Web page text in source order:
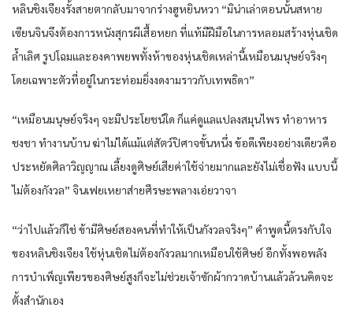
หลิน​ชิงเจียง​รั้ง​สาย​ตากลับ​มาจาก​ร่าง​ฮูหยิน​หวา​ “มิน่าเล่า​ตอนนั้น​สหาย​
เซียน​จิน​จึงต้องการ​หนัง​สุกร​ผีเสื้อ​หยก​ ที่แท้​มีฝีมือ​ใน​การหลอม​สร้าง​หุ่นเชิด​
ล้ำเลิศ​ รูปโฉม​และ​องคาพยพ​ทั้ง​ห้า​ของ​หุ่นเชิด​เหล่านี้​เหมือน​มนุษย์​จริงๆ​
โดย​เฉพาะตัว​ที่อยู่​ใน​กระท่อม​ยิ่ง​งดงาม​ราวกับ​เทพธิดา​”
“เหมือน​มนุษย์​จริงๆ​ จะมีประโยชน์​ใด​ ก็​แค่​ดูแล​แปลง​สมุนไพร​ ทำอาหาร​
ชงชา ทำงานบ้าน​ ฆ่าไม่ได้​แม้แต่​สัตว์​ปิศาจขั้น​หนึ่ง​ ข้อดี​เพียง​อย่าง​เดียว​คือ​
ประหยัด​ศิลา​วิญญาณ​ เลี้ยงดู​ศิษย์​เสียค่าใช้จ่าย​มาก​และ​ยัง​ไม่เชื่อฟัง​ แบบนี้​
ไม่ต้อง​กังวล​” จิน​เฟย​เหยา​ส่าย​ศีรษะ​พลาง​เอ่ย​วาจา​
“ว่า​ไปแล้วก็​ใช่ ข้า​มีศิษย์​สอง​คน​ที่​ทำให้​เป็นกังวล​จริงๆ​” คำพูด​นี้​ตรง​กับ​ใจ
ของ​หลิน​ชิงเจียง​ ใช้หุ่นเชิด​ไม่ต้อง​กังวล​มาก​เหมือน​ใช้ศิษย์​ อีก​ทั้ง​พอ​พลัง​
การ​บำเพ็ญ​เพียร​ของ​ศิษย์​สูงก็​จะไม่ช่วย​เจ้าซักผ้า​กวาด​บ้าน​แล้ว​ล้วน​คิด​จะ
ตั้ง​สำนัก​เอง​